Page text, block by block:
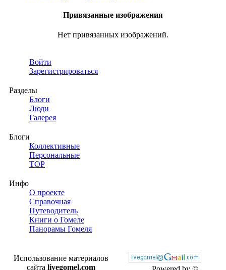
Привязанные изображения
Нет привязанных изображений.
Войти
Зарегистрироваться
Разделы
Блоги
Люди
Галерея
Блоги
Коллективные
Персональные
TOP
Инфо
О проекте
Справочная
Путеводитель
Книги о Гомеле
Панорамы Гомеля
Использование материалов
сайта livegomel.com